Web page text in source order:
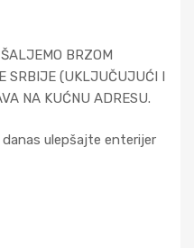
BRZOM
SRBIJE (UKLJUČUJUĆI I
NA KUĆNU ADRESU.
ulepšajte enterijer